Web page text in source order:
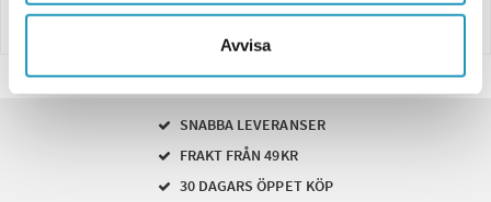
Avvisa
SNABBA LEVERANSER
FRAKT FRÅN 49KR
30 DAGARS ÖPPET KÖP